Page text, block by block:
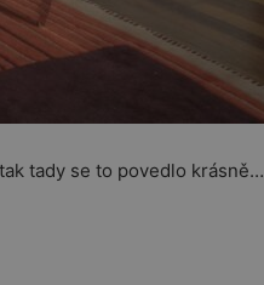
tady se to povedlo krásně…